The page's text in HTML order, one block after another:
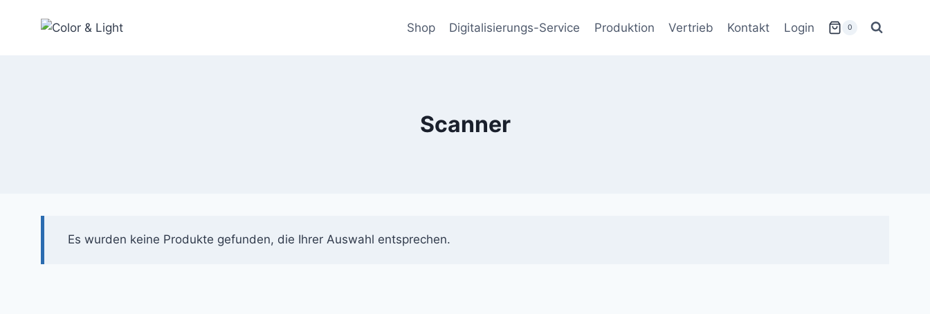
Shop Digitalisierungs-Service Produktion Vertrieb Kontakt Login 0
Scanner
Es wurden keine Produkte gefunden, die Ihrer Auswahl entsprechen.